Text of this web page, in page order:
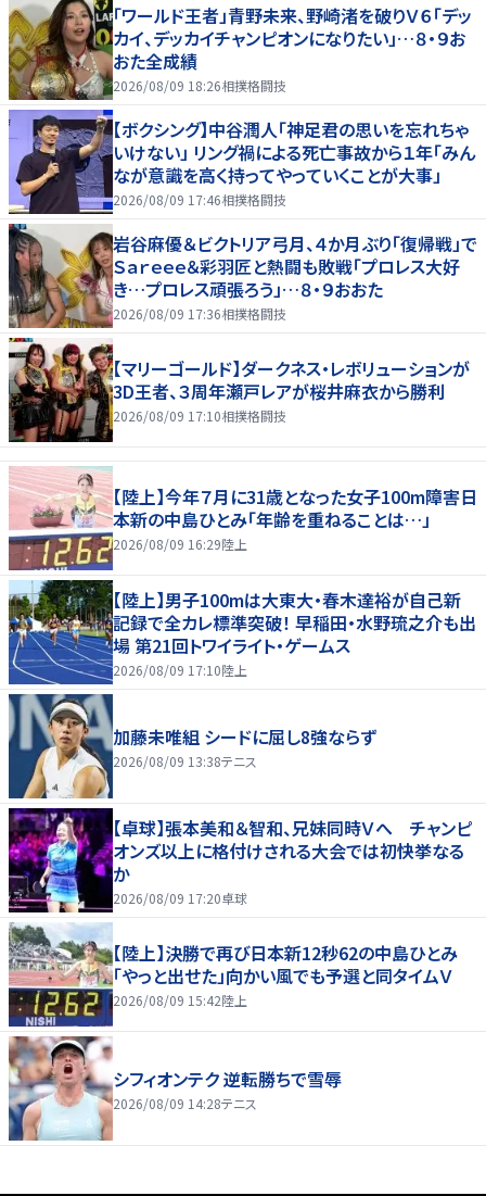
「ワールド王者」青野未来、野崎渚を破りＶ６「デッ
カイ、デッカイチャンピオンになりたい」…８・９お
おた全成績
2026/08/09 18:26相撲格闘技
【ボクシング】中谷潤人「神足君の思いを忘れちゃ
いけない」 リング禍による死亡事故から１年「みん
なが意識を高く持ってやっていくことが大事」
2026/08/09 17:46相撲格闘技
岩谷麻優＆ビクトリア弓月、４か月ぶり「復帰戦」で
Ｓａｒｅｅｅ＆彩羽匠と熱闘も敗戦「プロレス大好
き…プロレス頑張ろう」…８・９おおた
2026/08/09 17:36相撲格闘技
【マリーゴールド】ダークネス・レボリューションが
3D王者、３周年瀬戸レアが桜井麻衣から勝利
2026/08/09 17:10相撲格闘技
【陸上】今年７月に31歳となった女子100m障害日
本新の中島ひとみ「年齢を重ねることは…」
2026/08/09 16:29陸上
【陸上】男子100mは大東大・春木達裕が自己新
記録で全カレ標準突破！ 早稲田・水野琉之介も出
場 第21回トワイライト・ゲームス
2026/08/09 17:10陸上
加藤未唯組 シードに屈し8強ならず
2026/08/09 13:38テニス
【卓球】張本美和＆智和、兄妹同時Ｖへ チャンピ
オンズ以上に格付けされる大会では初快挙なる
か
2026/08/09 17:20卓球
【陸上】決勝で再び日本新12秒62の中島ひとみ
「やっと出せた」向かい風でも予選と同タイムＶ
2026/08/09 15:42陸上
シフィオンテク 逆転勝ちで雪辱
2026/08/09 14:28テニス